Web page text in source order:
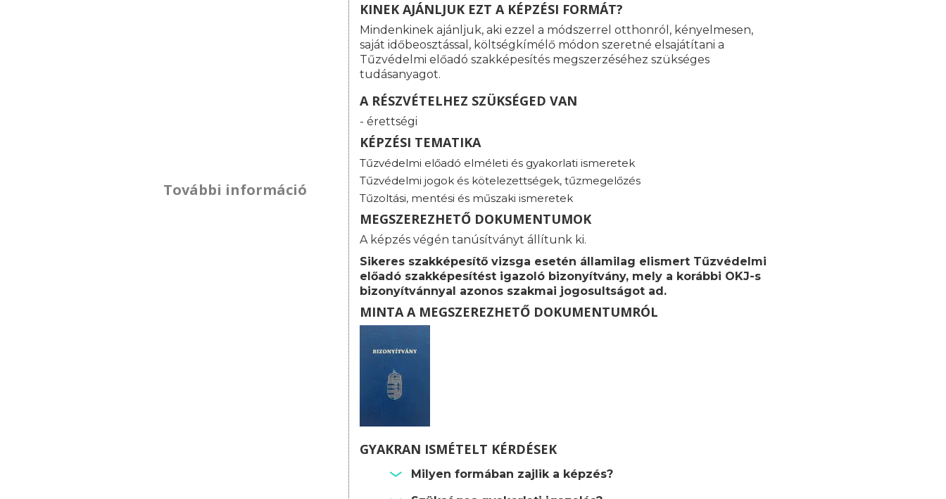
További információ
KINEK AJÁNLJUK EZT A KÉPZÉSI FORMÁT?
Mindenkinek ajánljuk, aki ezzel a módszerrel otthonról, kényelmesen,
saját időbeosztással, költségkímélő módon szeretné elsajátítani a
Tűzvédelmi előadó szakképesítés megszerzéséhez szükséges
tudásanyagot.
A RÉSZVÉTELHEZ SZÜKSÉGED VAN
- érettségi
KÉPZÉSI TEMATIKA
Tűzvédelmi előadó elméleti és gyakorlati ismeretek
Tűzvédelmi jogok és kötelezettségek, tűzmegelőzés
Tűzoltási, mentési és műszaki ismeretek
MEGSZEREZHETŐ DOKUMENTUMOK
A képzés végén tanúsítványt állítunk ki.
Sikeres szakképesítő vizsga esetén államilag elismert Tűzvédelmi
előadó szakképesítést igazoló bizonyítvány, mely a korábbi OKJ-s
bizonyítvánnyal azonos szakmai jogosultságot ad.
MINTA A MEGSZEREZHETŐ DOKUMENTUMRÓL
GYAKRAN ISMÉTELT KÉRDÉSEK
Milyen formában zajlik a képzés?